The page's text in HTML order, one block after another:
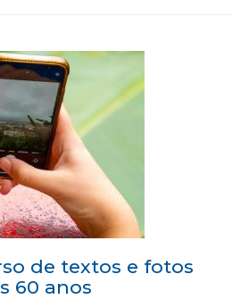
de textos e fotos
60 anos